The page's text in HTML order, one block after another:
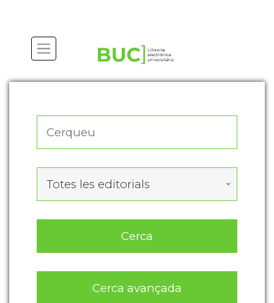
Totes les editorials
Cerca
Cerca avançada